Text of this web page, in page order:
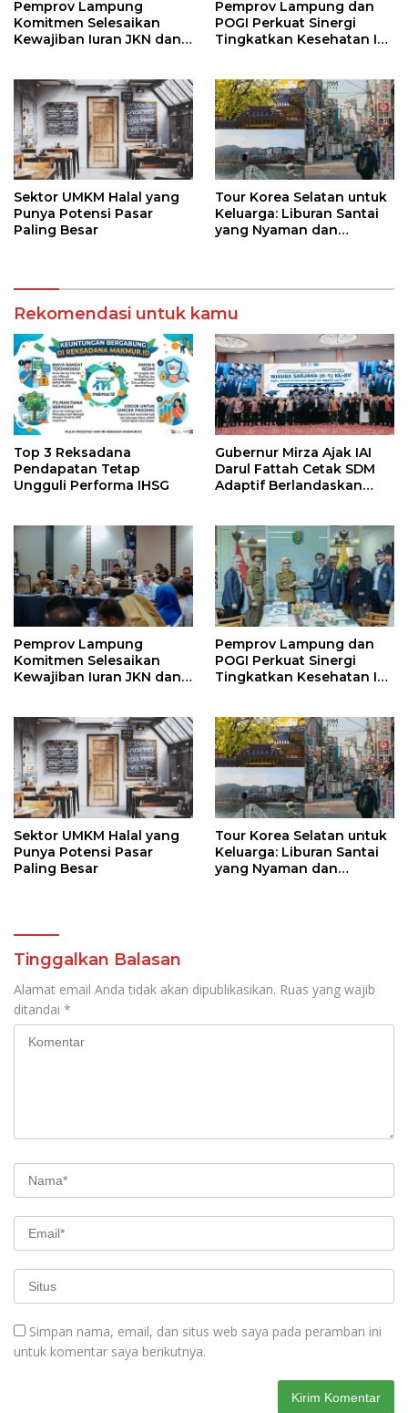
Pemprov Lampung
Komitmen Selesaikan
Kewajiban Iuran JKN dan
Kesehatan
Pemprov Lampung dan
POGI Perkuat Sinergi
Tingkatkan Kesehatan Ibu
Sektor UMKM Halal yang
Punya Potensi Pasar
Paling Besar
Tour Korea Selatan untuk
Keluarga: Liburan Santai
yang Nyaman dan
Rekomendasi untuk kamu
Top 3 Reksadana
Pendapatan Tetap
Ungguli Performa IHSG
Gubernur Mirza Ajak IAI
Darul Fattah Cetak SDM
Adaptif Berlandaskan
Pemprov Lampung
Komitmen Selesaikan
Kewajiban Iuran JKN dan
Kesehatan
Pemprov Lampung dan
POGI Perkuat Sinergi
Tingkatkan Kesehatan Ibu
Sektor UMKM Halal yang
Punya Potensi Pasar
Paling Besar
Tour Korea Selatan untuk
Keluarga: Liburan Santai
yang Nyaman dan
Tinggalkan Balasan
Alamat email Anda tidak akan dipublikasikan. Ruas yang wajib
ditandai *
Simpan nama, email, dan situs web saya pada peramban ini
untuk komentar saya berikutnya.